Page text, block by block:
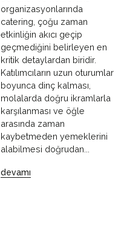
organizasyonlarında
catering, çoğu zaman
etkinliğin akıcı geçip
geçmediğini belirleyen en
kritik detaylardan biridir.
Katılımcıların uzun oturumlar
boyunca dinç kalması,
molalarda doğru ikramlarla
karşılanması ve öğle
arasında zaman
kaybetmeden yemeklerini
alabilmesi doğrudan...
devamı